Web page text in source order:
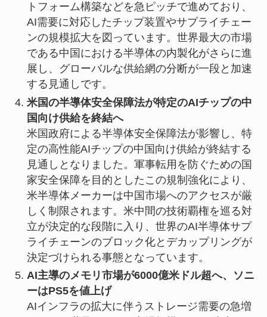
トフォーム構築などを急ピッチで進めており、
AI需要に対応したチップ装置やサプライチェー
ンの規模拡大を図っています。世界最大の市場
である中国における半導体の内製化がさらに進
展し、グローバルな供給網の分断が一段と加速
する見通しです。
米国の半導体安全保障法が特定のAIチップの中
国向け供給を終結へ
米国政府による半導体安全保障法が影響し、特
定の高性能AIチップの中国向け供給が終結する
見通しとなりました。軍事転用を防ぐための国
家安全保障を目的としたこの規制強化により、
米半導体メーカーは中国市場へのアクセスが厳
しく制限されます。米中間の技術覇権を巡る対
立が決定的な段階に入り、世界のAI半導体サプ
ライチェーンのブロック化とデカップリングが
決定づけられる事態となっています。
AI主導のメモリ市場が6000億米ドル超へ、ソニ
ーはPS5を値上げ
AIインフラの拡大に伴うストレージ需要の急増